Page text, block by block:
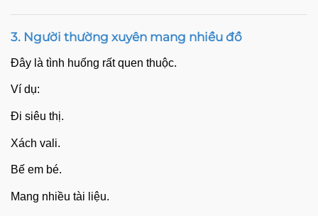
3. Người thường xuyên mang nhiều đồ
Đây là tình huống rất quen thuộc.
Ví dụ:
Đi siêu thị.
Xách vali.
Bế em bé.
Mang nhiều tài liệu.